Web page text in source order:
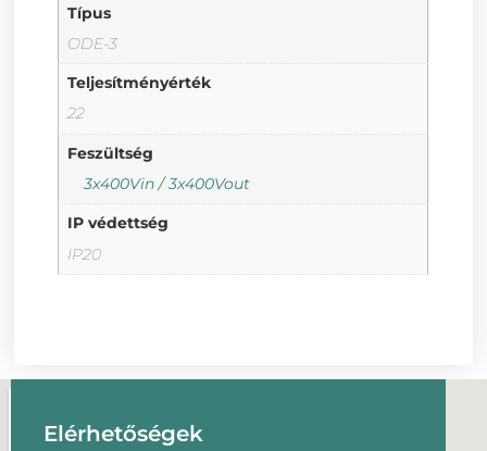
Típus
ODE-3
Teljesítményérték
22
Feszültség
3x400Vin / 3x400Vout
IP védettség
IP20
Elérhetőségek